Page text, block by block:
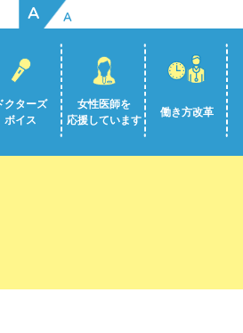
A A
クターズ
ボイス
女性医師を
応援しています
働き方改革